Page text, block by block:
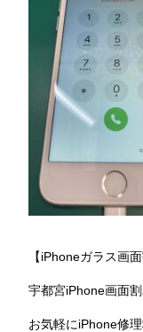
【iPhoneガラス画
宇都宮iPhone画面
お気軽にiPhone修